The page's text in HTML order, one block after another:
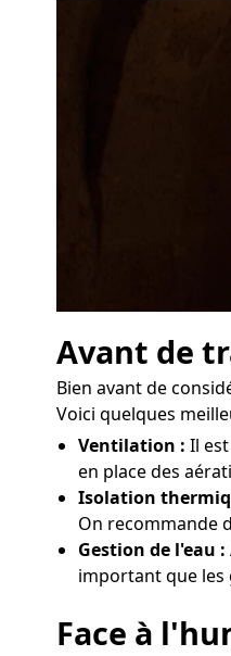
Avant de
Bien avant de
Voici quelques
Ventilation : Il
en place des
Isolation
On recommande
Gestion de l'eau :
important que les
Face à